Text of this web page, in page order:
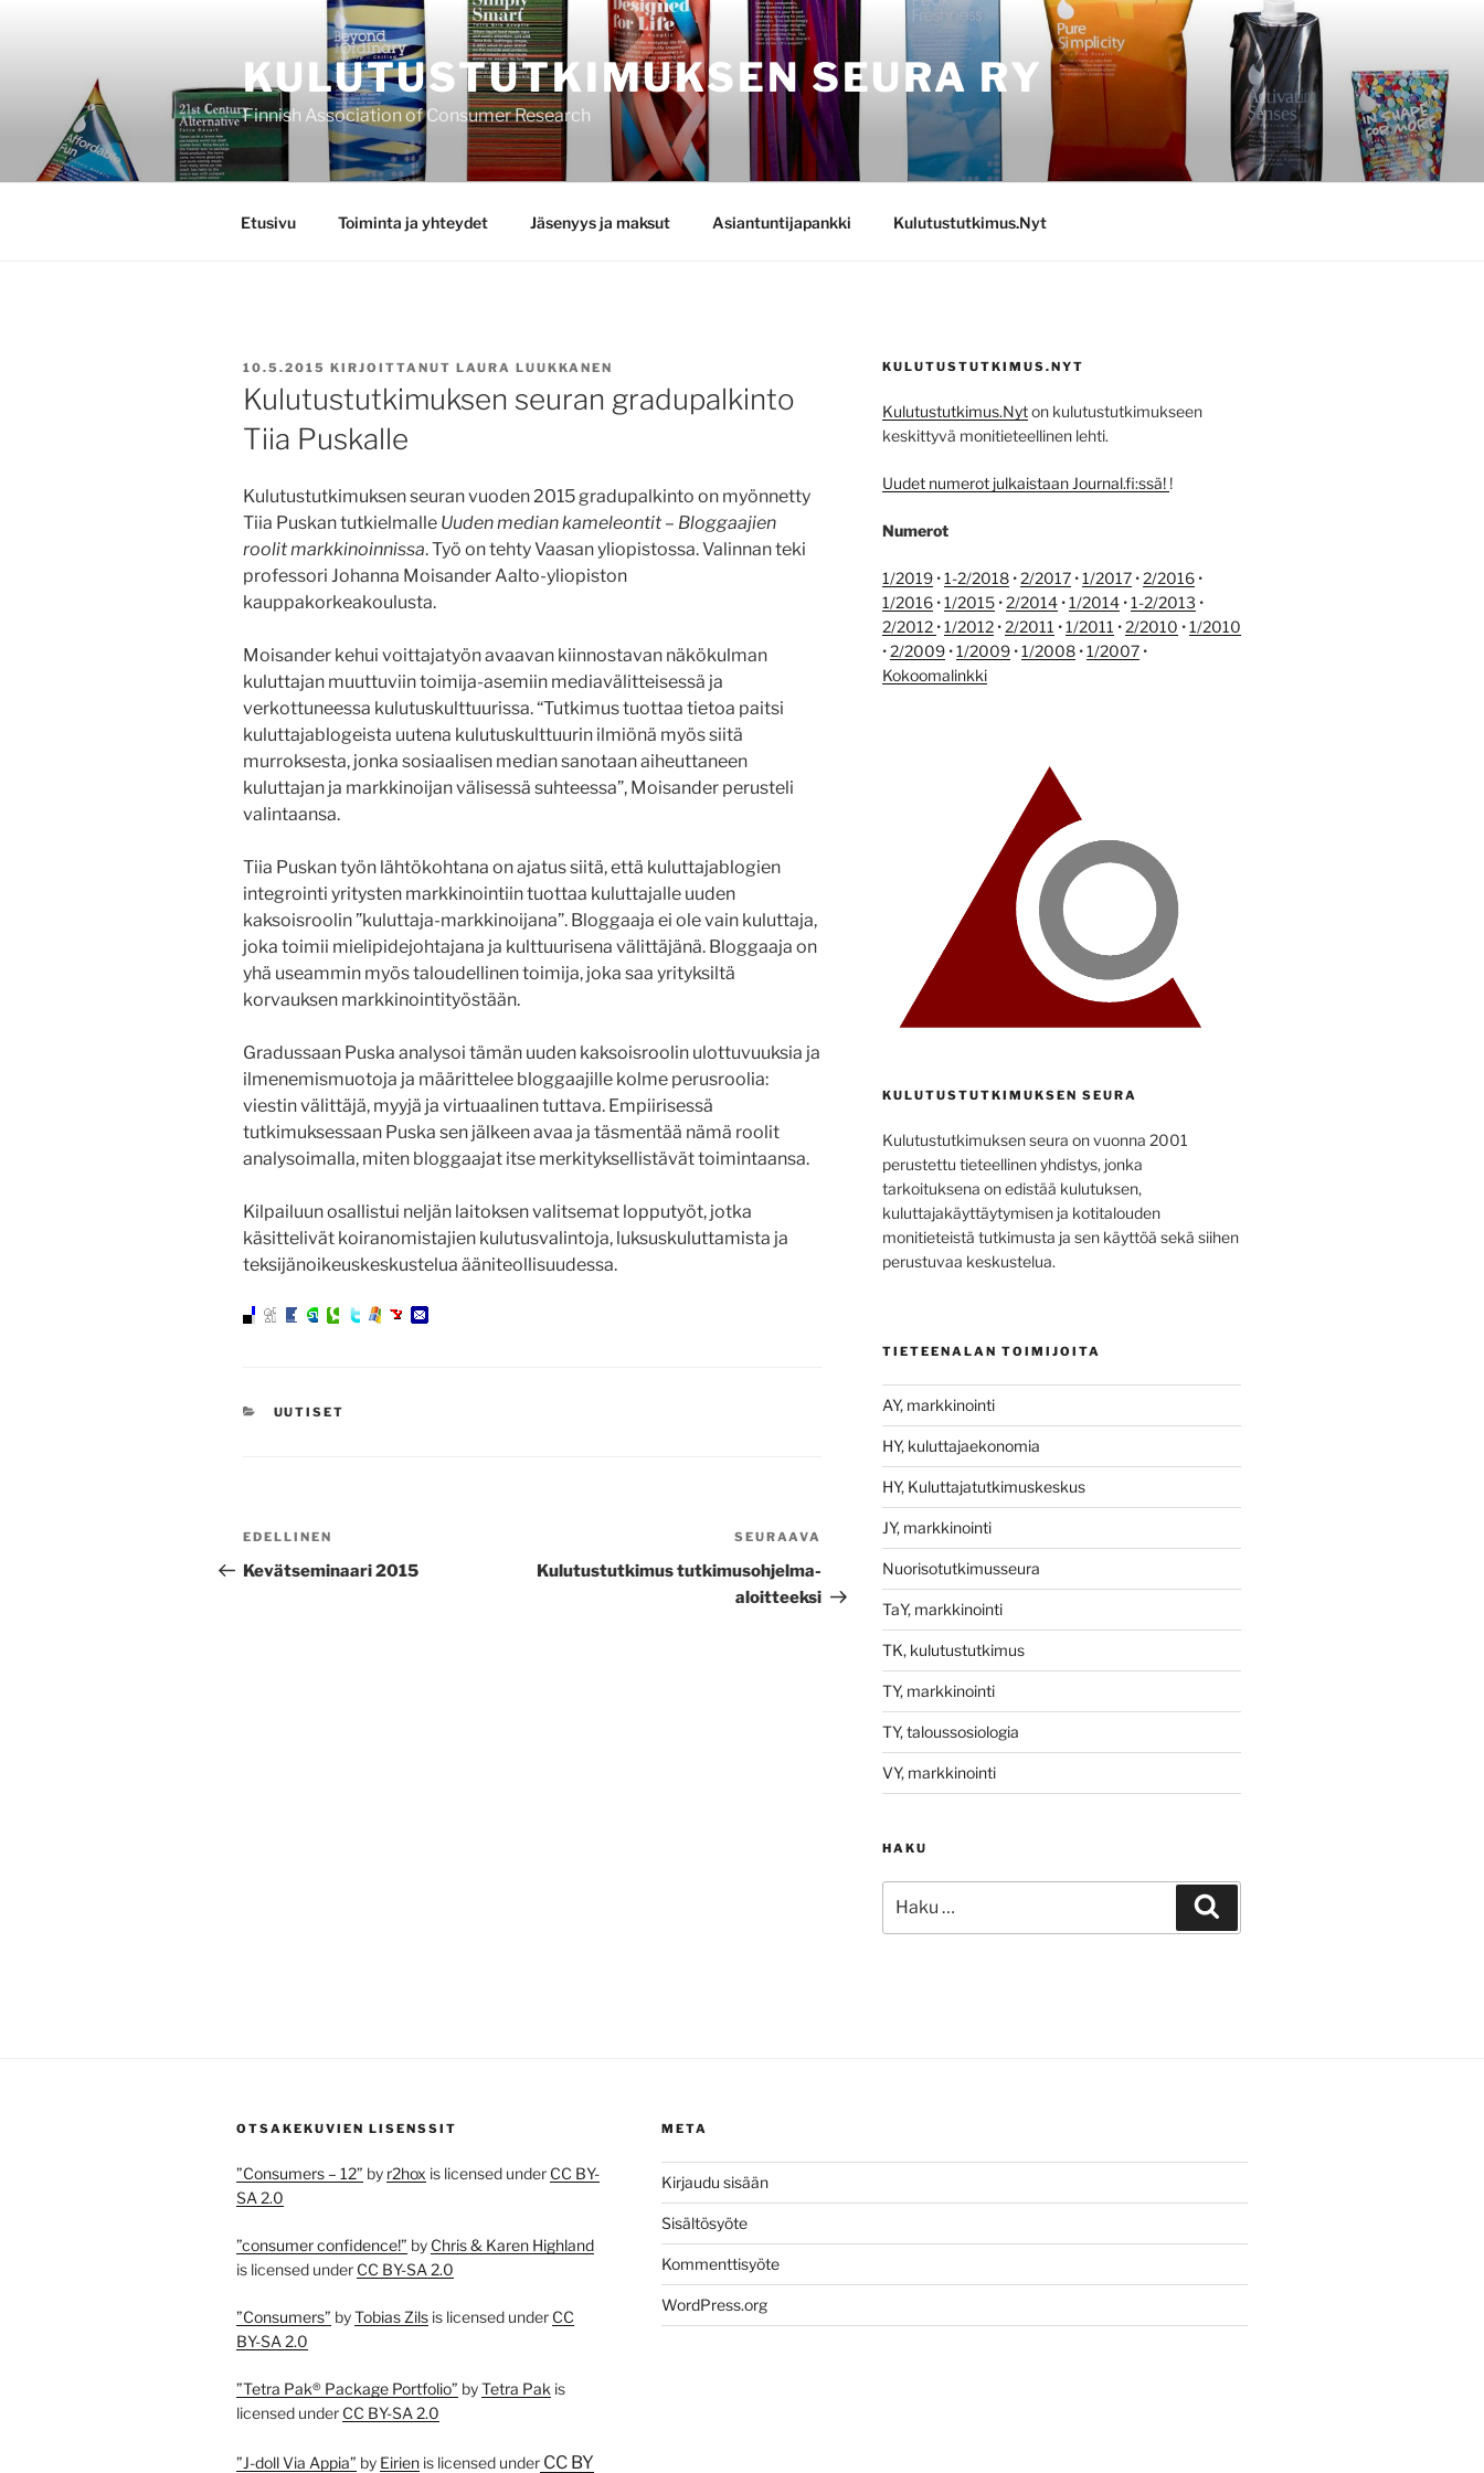
KULUTUSTUTKIMUKSEN SEURA RY
Finnish Association of Consumer Research
Etusivu Toiminta ja yhteydet Jäsenyys ja maksut Asiantuntijapankki Kulutustutkimus.Nyt
JULKAISTU
10.5.2015 KIRJOITTANUT LAURA LUUKKANEN
Kulutustutkimuksen seuran gradupalkinto
Tiia Puskalle
Kulutustutkimuksen seuran vuoden 2015 gradupalkinto on myönnetty
Tiia Puskan tutkielmalle Uuden median kameleontit – Bloggaajien
roolit markkinoinnissa. Työ on tehty Vaasan yliopistossa. Valinnan teki
professori Johanna Moisander Aalto-yliopiston
kauppakorkeakoulusta.
Moisander kehui voittajatyön avaavan kiinnostavan näkökulman
kuluttajan muuttuviin toimija-asemiin mediavälitteisessä ja
verkottuneessa kulutuskulttuurissa. “Tutkimus tuottaa tietoa paitsi
kuluttajablogeista uutena kulutuskulttuurin ilmiönä myös siitä
murroksesta, jonka sosiaalisen median sanotaan aiheuttaneen
kuluttajan ja markkinoijan välisessä suhteessa”, Moisander perusteli
valintaansa.
Tiia Puskan työn lähtökohtana on ajatus siitä, että kuluttajablogien
integrointi yritysten markkinointiin tuottaa kuluttajalle uuden
kaksoisroolin ”kuluttaja-markkinoijana”. Bloggaaja ei ole vain kuluttaja,
joka toimii mielipidejohtajana ja kulttuurisena välittäjänä. Bloggaaja on
yhä useammin myös taloudellinen toimija, joka saa yrityksiltä
korvauksen markkinointityöstään.
Gradussaan Puska analysoi tämän uuden kaksoisroolin ulottuvuuksia ja
ilmenemismuotoja ja määrittelee bloggaajille kolme perusroolia:
viestin välittäjä, myyjä ja virtuaalinen tuttava. Empiirisessä
tutkimuksessaan Puska sen jälkeen avaa ja täsmentää nämä roolit
analysoimalla, miten bloggaajat itse merkityksellistävät toimintaansa.
Kilpailuun osallistui neljän laitoksen valitsemat lopputyöt, jotka
käsittelivät koiranomistajien kulutusvalintoja, luksuskuluttamista ja
teksijänoikeuskeskustelua ääniteollisuudessa.
KATEGORIAT
UUTISET
Artikkelien
selaus
Edellinen
artikkeli
EDELLINEN
Kevätseminaari 2015
Seuraava
artikkeli
SEURAAVA
Kulutustutkimus tutkimusohjelma-
aloitteeksi
KULUTUSTUTKIMUS.NYT
Kulutustutkimus.Nyton kulutustutkimukseen
keskittyvä monitieteellinen lehti.
Uudet numerot julkaistaan Journal.fi:ssä! !
Numerot
1/2019•1-2/2018•2/2017•1/2017•2/2016•
1/2016•1/2015•2/2014•1/2014•1-2/2013 •
2/2012 •1/2012•2/2011 •1/2011 •2/2010 •1/2010
•2/2009•1/2009•1/2008•1/2007•
Kokoomalinkki
KULUTUSTUTKIMUKSEN SEURA
Kulutustutkimuksen seura on vuonna 2001
perustettu tieteellinen yhdistys, jonka
tarkoituksena on edistää kulutuksen,
kuluttajakäyttäytymisen ja kotitalouden
monitieteistä tutkimusta ja sen käyttöä sekä siihen
perustuvaa keskustelua.
TIETEENALAN TOIMIJOITA
AY, markkinointi
HY, kuluttajaekonomia
HY, Kuluttajatutkimuskeskus
JY, markkinointi
Nuorisotutkimusseura
TaY, markkinointi
TK, kulutustutkimus
TY, markkinointi
TY, taloussosiologia
VY, markkinointi
HAKU
OTSAKEKUVIEN LISENSSIT
”Consumers – 12” by r2hox is licensed under CC BY-
SA 2.0
”consumer confidence!” by Chris & Karen Highland
is licensed under CC BY-SA 2.0
”Consumers” byTobias Zils is licensed under CC
BY-SA 2.0
”Tetra Pak® Package Portfolio” byTetra Pak is
licensed under CC BY-SA 2.0
”J-doll Via Appia” by Eirien is licensed under CC BY
META
Kirjaudu sisään
Sisältösyöte
Kommenttisyöte
WordPress.org